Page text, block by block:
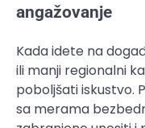
angažovanje
Kada idete na
ili manji regionalni
poboljšati iskustvo.
sa merama